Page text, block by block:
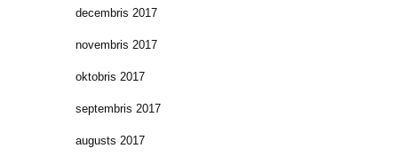
decembris 2017
novembris 2017
oktobris 2017
septembris 2017
augusts 2017